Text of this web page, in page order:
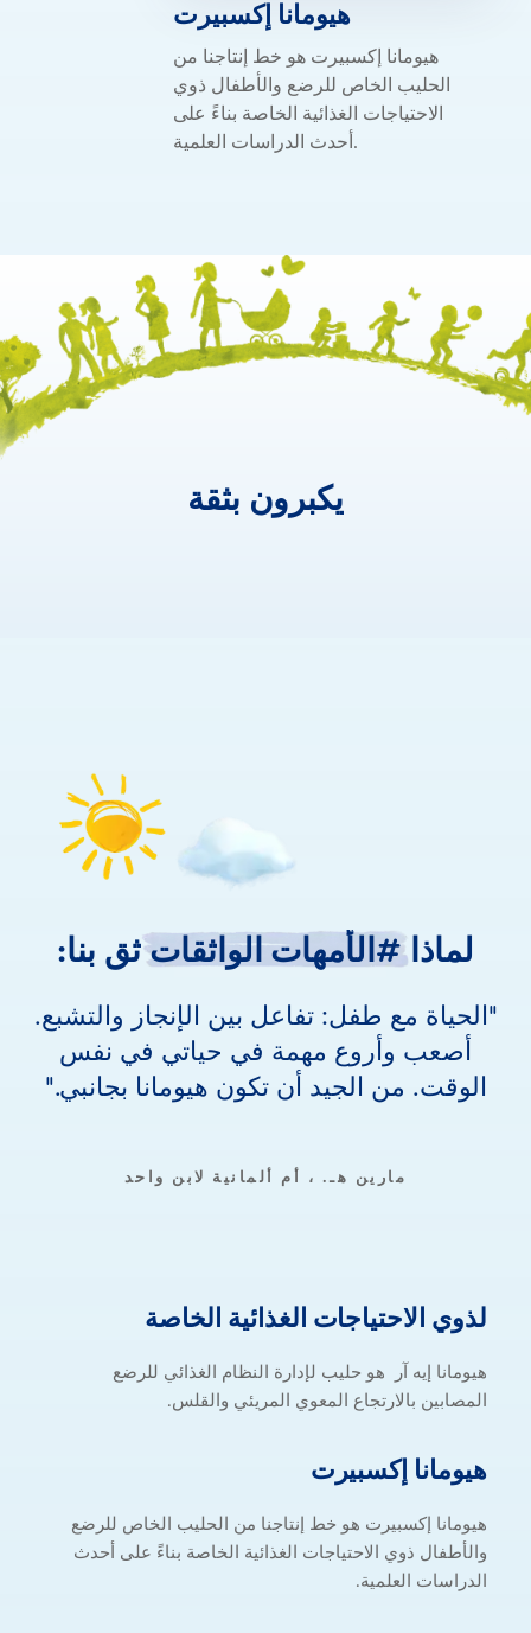
هيومانا إكسبيرت
هيومانا إكسبيرت هو خط إنتاجنا من
الحليب الخاص للرضع والأطفال ذوي
الاحتياجات الغذائية الخاصة بناءً على
أحدث الدراسات العلمية.
يكبرون بثقة
لماذا #الأمهات الواثقات ثق بنا:
الحياة مع طفل: تفاعل بين الإنجاز والتشبع.
أصعب وأروع مهمة في حياتي في نفس
الوقت. من الجيد أن تكون هيومانا بجانبي.
مارين هـ. ، أم ألمانية لابن واحد
لذوي الاحتياجات الغذائية الخاصةلذوي
هيومانا إيه آر هو حليب لإدارة النظام الغذائي للرضع
المصابين بالارتجاع المعوي المريئي والقلس.
هيومانا إكسبيرت
هيومانا إكسبيرت هو خط إنتاجنا من الحليب الخاص للرضع
والأطفال ذوي الاحتياجات الغذائية الخاصة بناءً على أحدث
الدراسات العلمية.